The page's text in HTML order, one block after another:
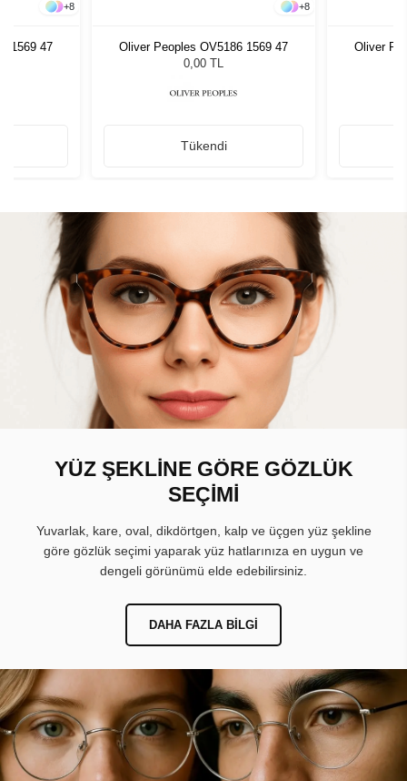
+8
1569 47
+8
Oliver Peoples OV5186 1569 47
0,00 TL
Tükendi
Oliver
YÜZ ŞEKLİNE GÖRE GÖZLÜK
SEÇİMİ
Yuvarlak, kare, oval, dikdörtgen, kalp ve üçgen yüz şekline
göre gözlük seçimi yaparak yüz hatlarınıza en uygun ve
dengeli görünümü elde edebilirsiniz.
DAHA FAZLA BILGI